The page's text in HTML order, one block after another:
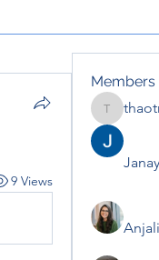
9 Views
Members